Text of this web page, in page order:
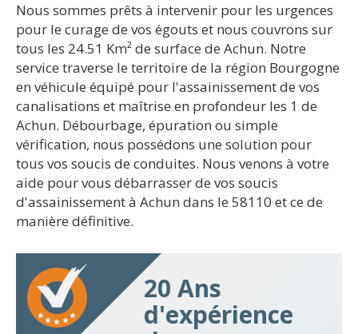
Nous sommes prêts à intervenir pour les urgences
pour le curage de vos égouts et nous couvrons sur
tous les 24.51 Km² de surface de Achun. Notre
service traverse le territoire de la région Bourgogne
en véhicule équipé pour l'assainissement de vos
canalisations et maîtrise en profondeur les 1 de
Achun. Débourbage, épuration ou simple
vérification, nous possédons une solution pour
tous vos soucis de conduites. Nous venons à votre
aide pour vous débarrasser de vos soucis
d'assainissement à Achun dans le 58110 et ce de
manière définitive.
20 Ans
d'expérience